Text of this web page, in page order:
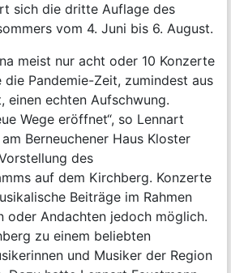
sich die dritte Auflage des
vom 4. Juni bis 6. August.
meist nur acht oder 10 Konzerte
die Pandemie-Zeit, zumindest aus
einen echten Aufschwung.
Wege eröffnet“, so Lennart
Berneuchener Haus Kloster
des
auf dem Kirchberg. Konzerte
Beiträge im Rahmen
oder Andachten jedoch möglich.
zu einem beliebten
und Musiker der Region